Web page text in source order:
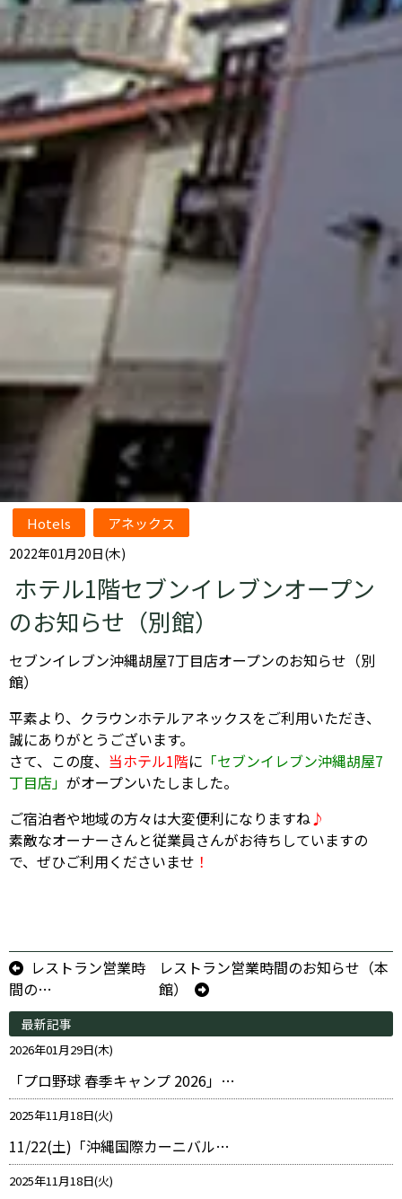
Hotels アネックス
2022年01月20日(木)
ホテル1階セブンイレブンオープン
のお知らせ（別館）
セブンイレブン沖縄胡屋7丁目店オープンのお知らせ（別
館）
平素より、クラウンホテルアネックスをご利用いただき、
誠にありがとうございます。
さて、この度、 当ホテル1階に 「セブンイレブン沖縄胡屋7
丁目店」 がオープンいたしました。
ご宿泊者や地域の方々は大変便利になりますね♪
素敵なオーナーさんと従業員さんがお待ちしていますの
で、ぜひご利用くださいませ ！
レストラン営業時
間の…
レストラン営業時間のお知らせ（本
館）
最新記事
2026年01月29日(木)
「プロ野球 春季キャンプ 2026」…
2025年11月18日(火)
11/22(土)「沖縄国際カーニバル…
2025年11月18日(火)